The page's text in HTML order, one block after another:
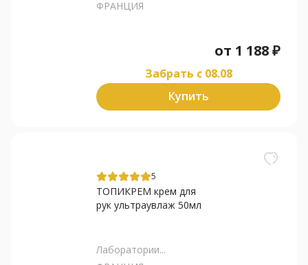
ФРАНЦИЯ
от 1 188₽
Забрать c 08.08
Купить
5
ТОПИКРЕМ крем для
рук ультраувлаж 50мл
Лаборатории...